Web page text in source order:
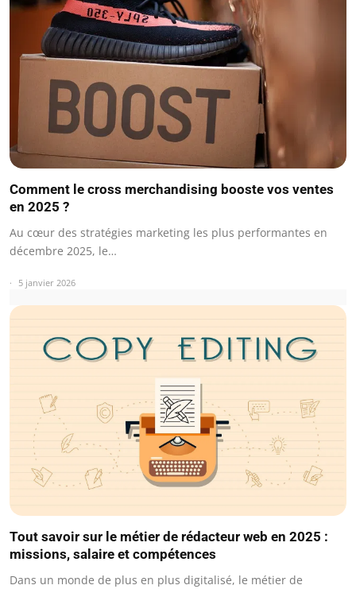
Comment le cross merchandising booste vos ventes
en 2025 ?
Au cœur des stratégies marketing les plus performantes en
décembre 2025, le…
5 janvier 2026
Tout savoir sur le métier de rédacteur web en 2025 :
missions, salaire et compétences
Dans un monde de plus en plus digitalisé, le métier de